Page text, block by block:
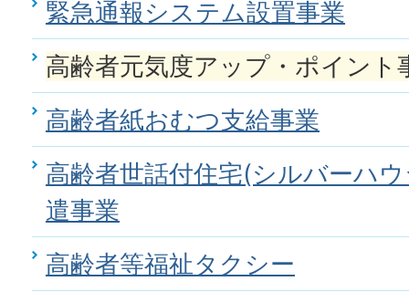
緊急通報システム設置事業
高齢者元気度アップ・ポイント
高齢者紙おむつ支給事業
高齢者世話付住宅(シルバーハ
遣事業
高齢者等福祉タクシー